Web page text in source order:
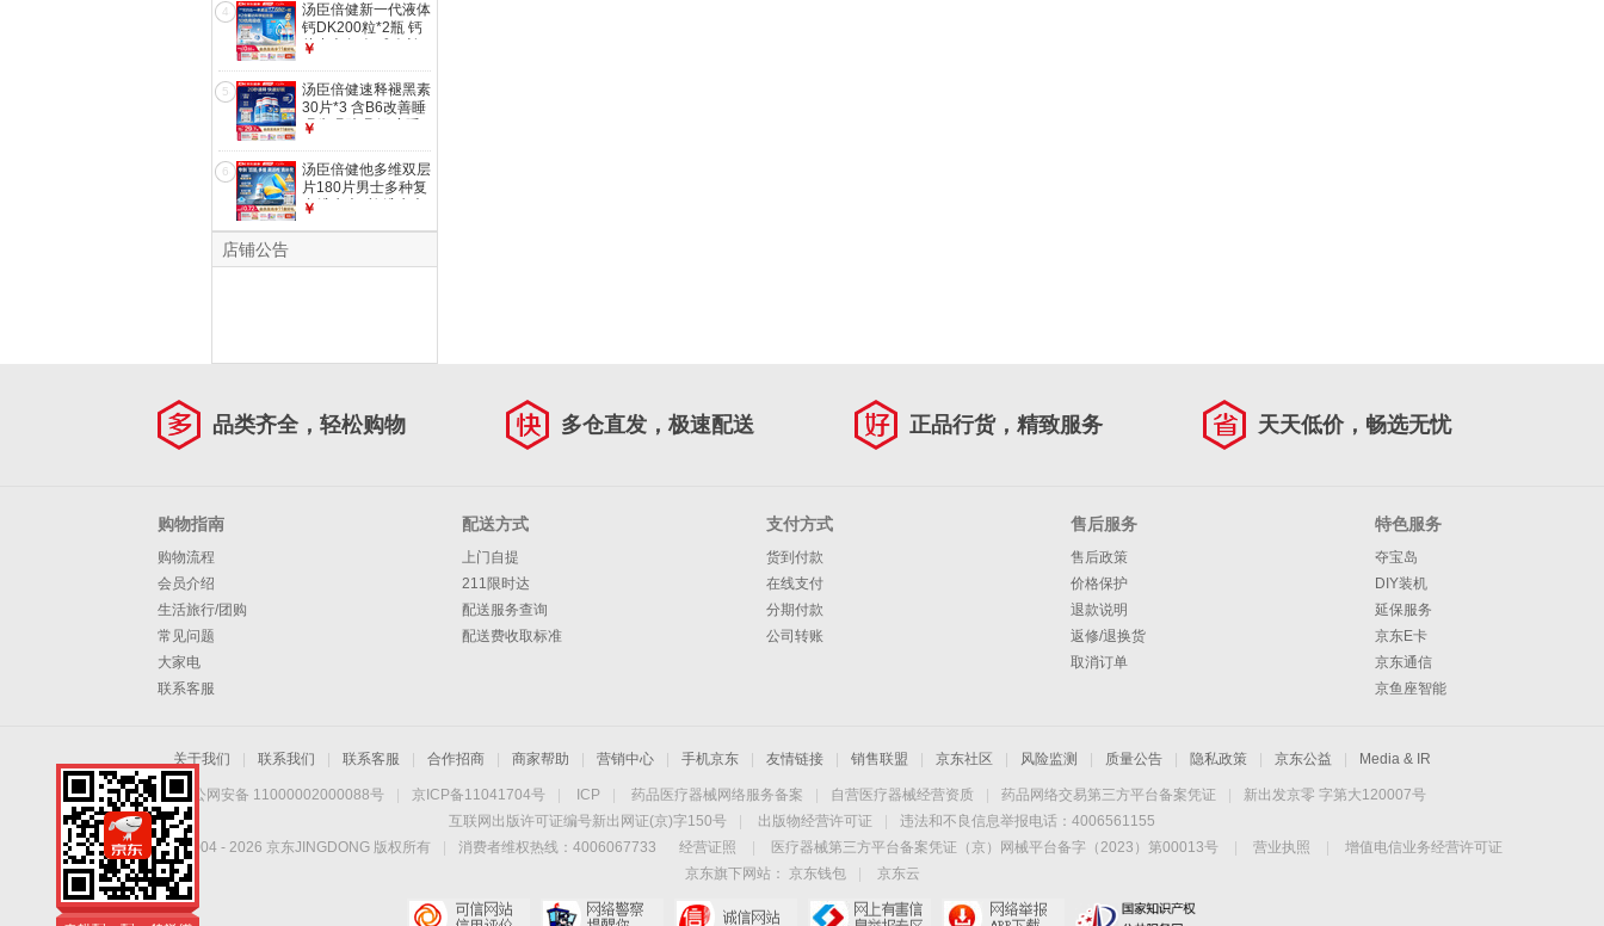
4
汤臣倍健新一代液体
钙DK200粒*2瓶 钙
片中老年人 成人补
￥
5
汤臣倍健速释褪黑素
30片*3 含B6改善睡
眠失眠助眠 深度睡
￥
6
汤臣倍健他多维双层
片180片男士多种复
合维生素b族维生素
￥
店铺公告
品类齐全，轻松购物 多仓直发，极速配送 正品行货，精致服务 天天低价，畅选无忧
购物指南
购物流程
会员介绍
生活旅行/团购
常见问题
大家电
联系客服
配送方式
上门自提
211限时达
配送服务查询
配送费收取标准
支付方式
货到付款
在线支付
分期付款
公司转账
售后服务
售后政策
价格保护
退款说明
返修/退换货
取消订单
特色服务
夺宝岛
DIY装机
延保服务
京东E卡
京东通信
京鱼座智能
关于我们 联系我们 联系客服 合作招商 商家帮助 营销中心 手机京东 友情链接 销售联盟 京东社区 风险监测 质量公告 隐私政策 京东公益 Media & IR
京公网安备 11000002000088号 京ICP备11041704号 ICP 药品医疗器械网络服务备案 自营医疗器械经营资质 药品网络交易第三方平台备案凭证
新出发京零 字第大120007号
互联网出版许可证编号新出网证(京)字150号
出版物经营许可证
违法和不良信息举报电话：4006561155
Copyright © 2004 - 2026 京东JINGDONG 版权所有 消费者维权热线：4006067733 经营证照 医疗器械第三方平台备案凭证（京）网械平台备字（2023）第00013号 营业执照
增值电信业务经营许可证
京东旗下网站：
京东钱包
京东云
手机扫一扫，劲爆优
惠触手可得！